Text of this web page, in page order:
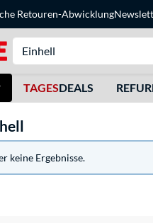
Retouren-Abwicklung
TAGESDEALS
keine Ergebnisse.